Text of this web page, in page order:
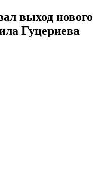
выход нового
Гуцериева